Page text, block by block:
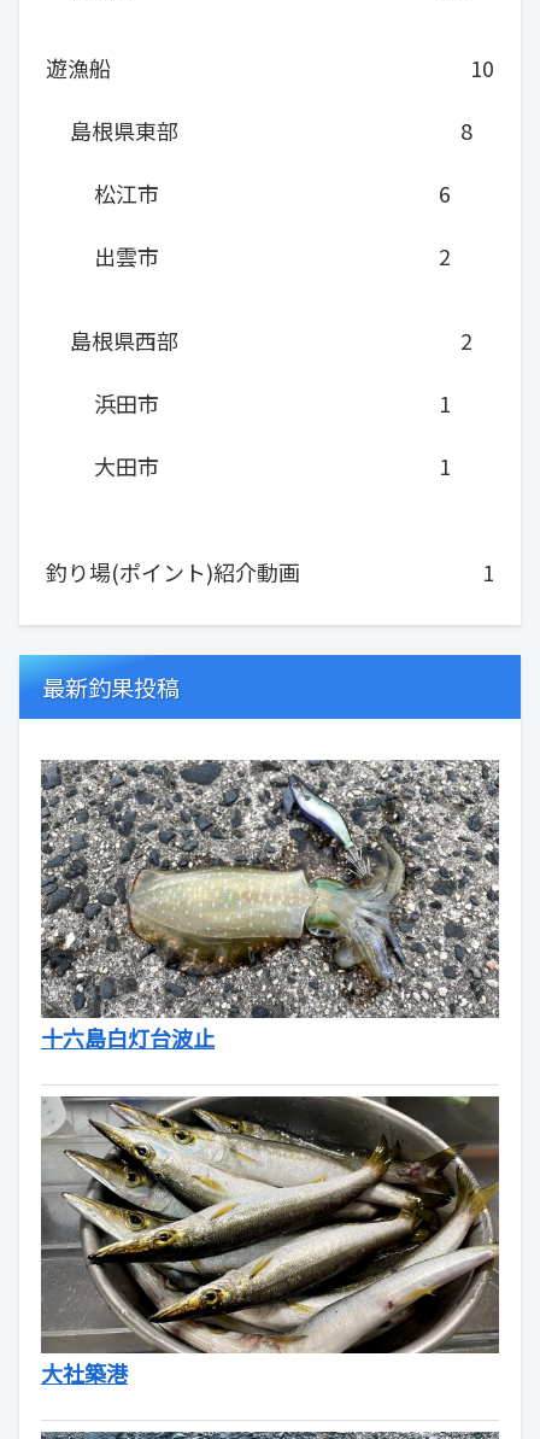
遊漁船
10
島根県東部
8
松江市
6
出雲市
2
島根県西部
2
浜田市
1
大田市
1
釣り場(ポイント)紹介動画 1
最新釣果投稿
十六島白灯台波止
大社築港